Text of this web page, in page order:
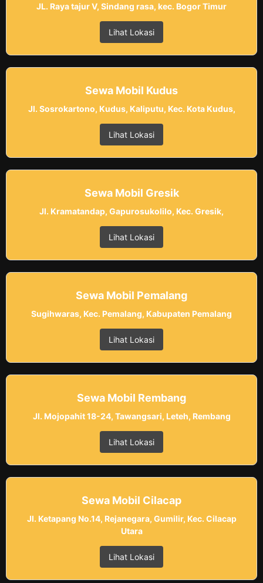
JL. Raya tajur V, Sindang rasa, kec. Bogor Timur
Lihat Lokasi
Sewa Mobil Kudus
Jl. Sosrokartono, Kudus, Kaliputu, Kec. Kota Kudus,
Lihat Lokasi
Sewa Mobil Gresik
Jl. Kramatandap, Gapurosukolilo, Kec. Gresik,
Lihat Lokasi
Sewa Mobil Pemalang
Sugihwaras, Kec. Pemalang, Kabupaten Pemalang
Lihat Lokasi
Sewa Mobil Rembang
Jl. Mojopahit 18-24, Tawangsari, Leteh, Rembang
Lihat Lokasi
Sewa Mobil Cilacap
Jl. Ketapang No.14, Rejanegara, Gumilir, Kec. Cilacap
Utara
Lihat Lokasi